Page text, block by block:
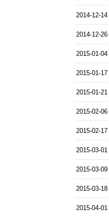
2014-12-14
2014-12-26
2015-01-04
2015-01-17
2015-01-21
2015-02-06
2015-02-17
2015-03-01
2015-03-09
2015-03-18
2015-04-01